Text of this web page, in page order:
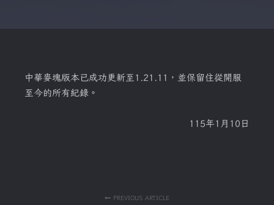
中華麥塊版本已成功更新至1.21.11，並保留住從開服
至今的所有紀錄。
115年1月10日
PREVIOUS ARTICLE